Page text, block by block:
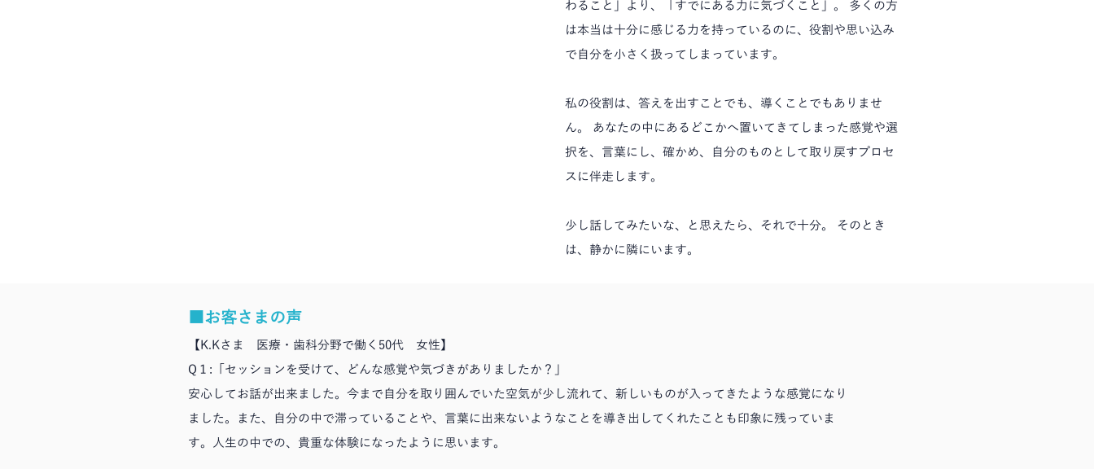
わること」より、「すでにある力に気づくこと」。 多くの方
は本当は十分に感じる力を持っているのに、役割や思い込み
で自分を小さく扱ってしまっています。
私の役割は、答えを出すことでも、導くことでもありませ
ん。 あなたの中にあるどこかへ置いてきてしまった感覚や選
択を、言葉にし、確かめ、自分のものとして取り戻すプロセ
スに伴走します。
少し話してみたいな、と思えたら、それで十分。 そのとき
は、静かに隣にいます。
■お客さまの声
【K.Kさま 医療・歯科分野で働く50代 女性】
Q１:「セッションを受けて、どんな感覚や気づきがありましたか？」
安心してお話が出来ました。今まで自分を取り囲んでいた空気が少し流れて、新しいものが入ってきたような感覚になり
ました。また、自分の中で滞っていることや、言葉に出来ないようなことを導き出してくれたことも印象に残っていま
す。人生の中での、貴重な体験になったように思います。